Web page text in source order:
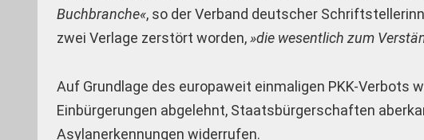
Buchbranche«, so der Verband deutscher
zwei Verlage zerstört worden,»die wesentlich zum
Auf Grundlage des europaweit einmaligen PKK-Verbots
Einbürgerungen abgelehnt, Staatsbürgerschaften
Asylanerkennungen widerrufen.